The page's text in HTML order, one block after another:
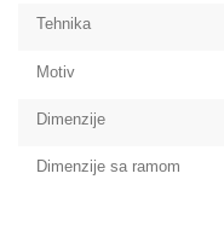
Tehnika
Motiv
Dimenzije
Dimenzije sa ramom